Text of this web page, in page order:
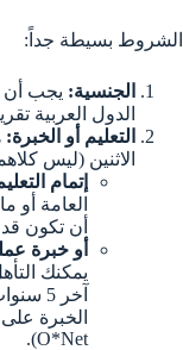
الشروط بسيطة جداً:
الجنسية: يجب أن
الدول العربية
التعليم أو الخبرة:
الاثنين (ليس
إتمام
أن تكون قد أكملت 12 عاماً من
أو خبرة
يمكنك
آخر
O*Net).